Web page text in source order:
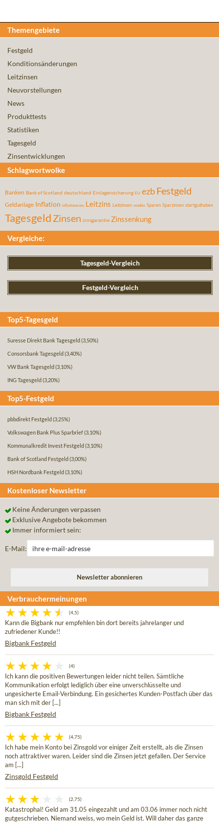
Themengebiete
Festgeld
Konditionsänderungen
Leitzinsen
Neuvorstellungen
News
Produkttests
Statistiken
Tagesgeld
Zinsentwicklungen
Schlagwortwolke
Banken Bank of Scotland deutschland Einlagensicherung EU ezbFestgeld
Geldanlage Inflation inflationsrate Leitzins Leitzinsen rendite Sparen Sparzinsen startguthaben
Tagesgeld Zinsen zinsgarantie Zinssenkung
Vergleiche:
Tagesgeld-Vergleich
Festgeld-Vergleich
Top5-Tagesgeld
Suresse Direkt Bank Tagesgeld (3,50%)
Consorsbank Tagesgeld (3,40%)
VW Bank Tagesgeld (3,10%)
ING Tagesgeld (3,20%)
Top5-Festgeld
pbbdirekt Festgeld (3,25%)
Volkswagen Bank Plus Sparbrief(3,10%)
Kommunalkredit Invest Festgeld (3,10%)
Bank of Scotland Festgeld (3,00%)
HSH Nordbank Festgeld (3,10%)
Kostenloser Newsletter
Keine Änderungen verpassen
Exklusive Angebote bekommen
Immer informiert sein:
E-Mail:
Verbrauchermeinungen
(4,5)
Kann die Bigbank nur empfehlen bin dort bereits jahrelanger und
zufriedener Kunde!!
Bigbank Festgeld
(4)
Ich kann die positiven Bewertungen leider nicht teilen. Sämtliche
Kommunikation erfolgt lediglich über eine unverschlüsselte und
ungesicherte Email-Verbindung. Ein gesichertes Kunden-Postfach über das
man sich mit der [...]
Bigbank Festgeld
(4,75)
Ich habe mein Konto bei Zinsgold vor einiger Zeit erstellt, als die Zinsen
noch attraktiver waren. Leider sind die Zinsen jetzt gefallen. Der Service
am [...]
Zinsgold Festgeld
(2,75)
Katastrophal! Geld am 31.05 eingezahlt und am 03.06 immer noch nicht
gutgeschrieben. Niemand weiss, wo mein Geld ist. Will daher das ganze